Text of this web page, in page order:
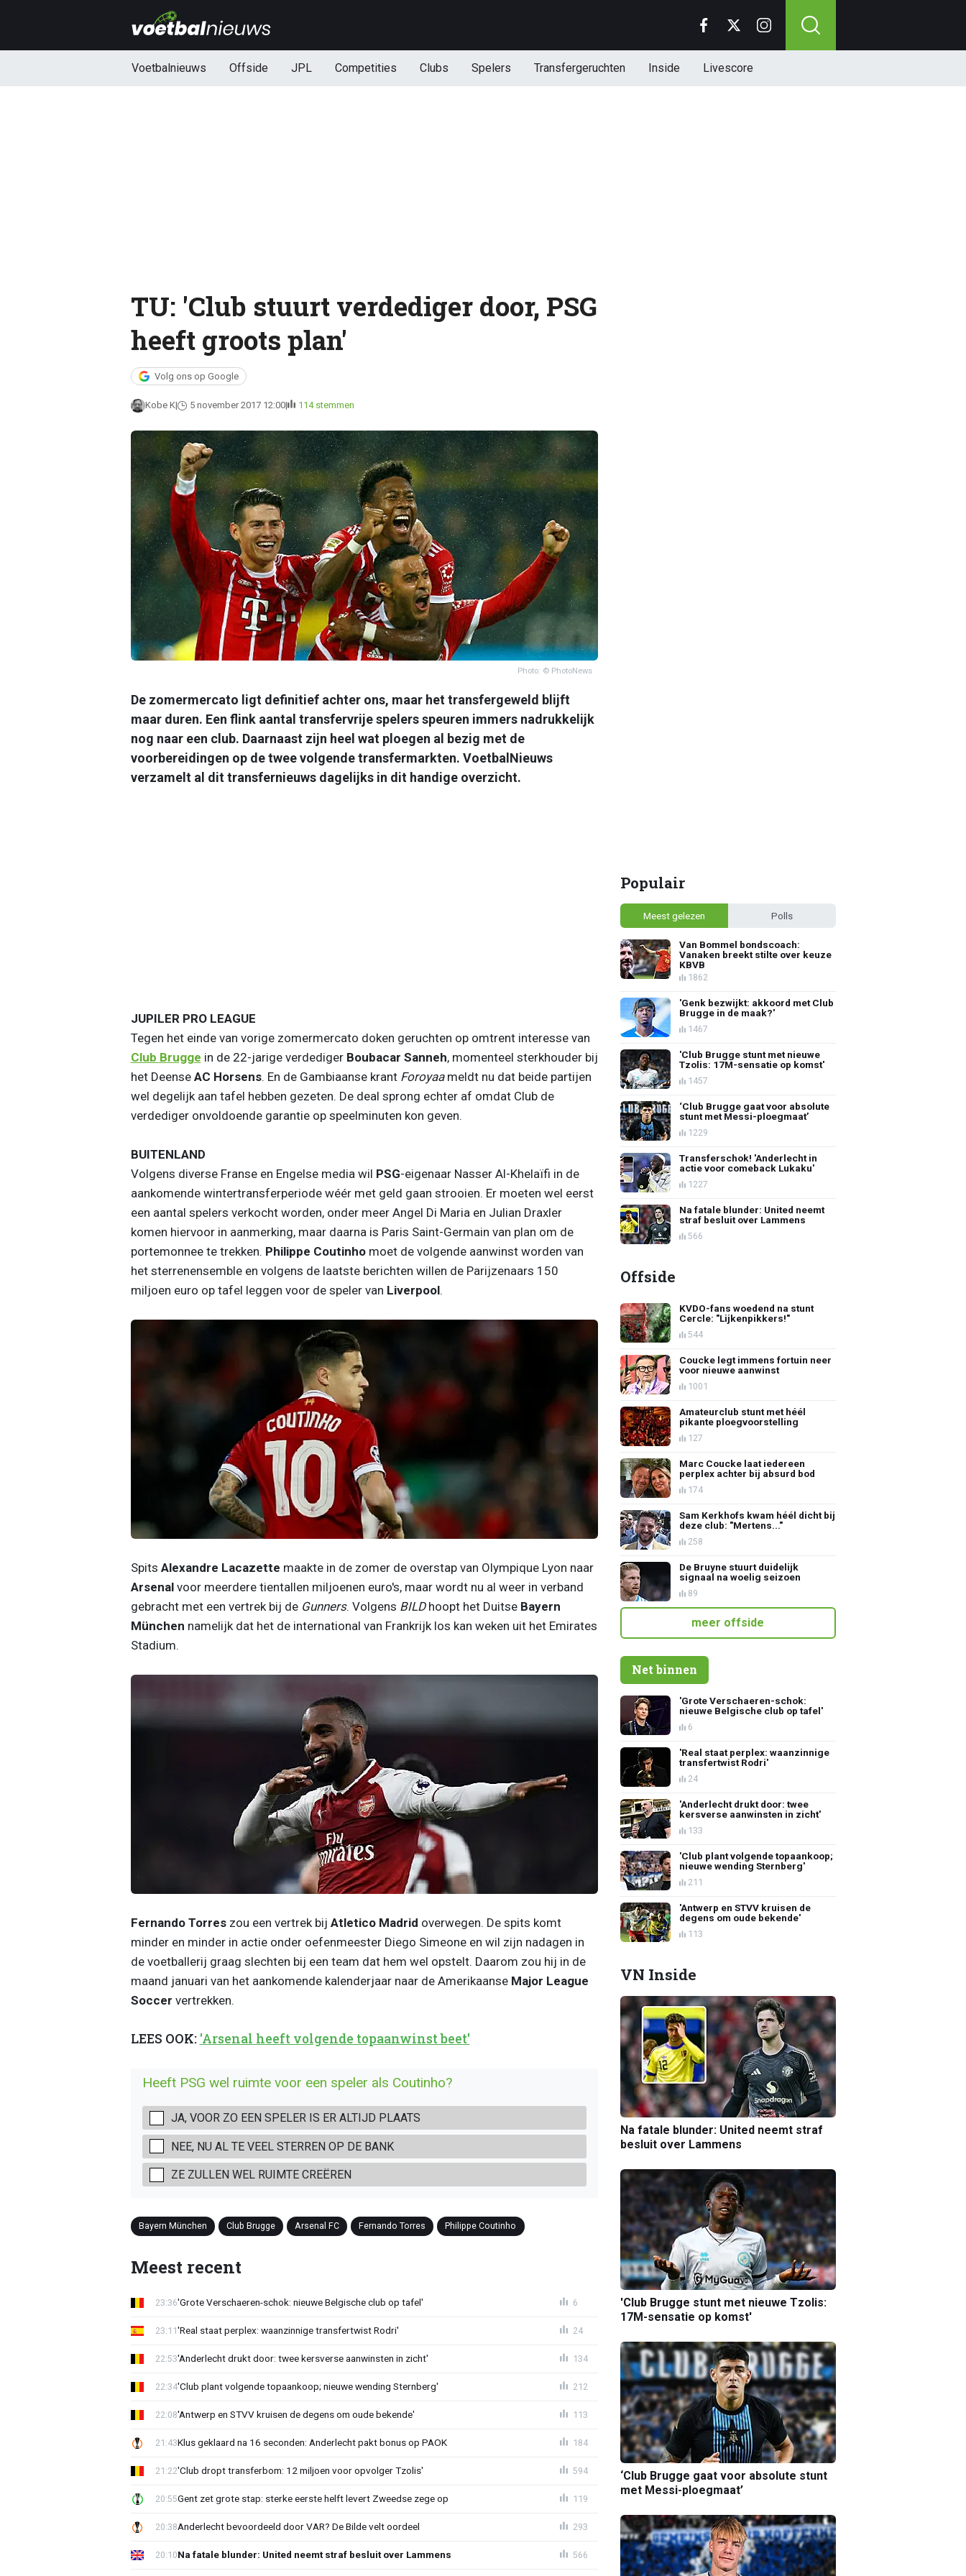
Voetbalnieuws Offside JPL Competities Clubs Spelers Transfergeruchten Inside Livescore
TU: 'Club stuurt verdediger door, PSG
heeft groots plan'
Volg ons op Google
Kobe K 5 november 2017 12:00 114 stemmen
Photo: © PhotoNews
De zomermercato ligt definitief achter ons, maar het transfergeweld blijft
maar duren. Een flink aantal transfervrije spelers speuren immers nadrukkelijk
nog naar een club. Daarnaast zijn heel wat ploegen al bezig met de
voorbereidingen op de twee volgende transfermarkten. VoetbalNieuws
verzamelt al dit transfernieuws dagelijks in dit handige overzicht.
JUPILER PRO LEAGUE
Tegen het einde van vorige zomermercato doken geruchten op omtrent interesse van
Club Brugge in de 22-jarige verdediger Boubacar Sanneh, momenteel sterkhouder bij
het Deense AC Horsens. En de Gambiaanse krant Foroyaameldt nu dat beide partijen
wel degelijk aan tafel hebben gezeten. De deal sprong echter af omdat Club de
verdediger onvoldoende garantie op speelminuten kon geven.
BUITENLAND
Volgens diverse Franse en Engelse media wil PSG-eigenaar Nasser Al-Khelaïfi in de
aankomende wintertransferperiode wéér met geld gaan strooien. Er moeten wel eerst
een aantal spelers verkocht worden, onder meer Angel Di Maria en Julian Draxler
komen hiervoor in aanmerking, maar daarna is Paris Saint-Germain van plan om de
portemonnee te trekken. Philippe Coutinhomoet de volgende aanwinst worden van
het sterrenensemble en volgens de laatste berichten willen de Parijzenaars 150
miljoen euro op tafel leggen voor de speler van Liverpool.
Spits Alexandre Lacazette maakte in de zomer de overstap van Olympique Lyon naar
Arsenalvoor meerdere tientallen miljoenen euro's, maar wordt nu al weer in verband
gebracht met een vertrek bij de Gunners. Volgens BILDhoopt het Duitse Bayern
München namelijk dat het de international van Frankrijk los kan weken uit het Emirates
Stadium.
Fernando Torreszou een vertrek bij Atletico Madrid overwegen. De spits komt
minder en minder in actie onder oefenmeester Diego Simeone en wil zijn nadagen in
de voetballerij graag slechten bij een team dat hem wel opstelt. Daarom zou hij in de
maand januari van het aankomende kalenderjaar naar de Amerikaanse Major League
Soccer vertrekken.
LEES OOK: 'Arsenal heeft volgende topaanwinst beet'
Heeft PSG wel ruimte voor een speler als Coutinho?
JA, VOOR ZO EEN SPELER IS ER ALTIJD PLAATS
NEE, NU AL TE VEEL STERREN OP DE BANK
ZE ZULLEN WEL RUIMTE CREËREN
Bayern München Club Brugge Arsenal FC Fernando Torres Philippe Coutinho
Meest recent
'Grote Verschaeren-schok: nieuwe Belgische club op tafel'
23:36 6
'Real staat perplex: waanzinnige transfertwist Rodri'
23:11 24
'Anderlecht drukt door: twee kersverse aanwinsten in zicht'
22:53 134
'Club plant volgende topaankoop; nieuwe wending Sternberg'
22:34 212
'Antwerp en STVV kruisen de degens om oude bekende'
22:08 113
Klus geklaard na 16 seconden: Anderlecht pakt bonus op PAOK
21:43 184
'Club dropt transferbom: 12 miljoen voor opvolger Tzolis'
21:22 594
Gent zet grote stap: sterke eerste helft levert Zweedse zege op
20:55 119
Anderlecht bevoordeeld door VAR? De Bilde velt oordeel
20:38 293
Na fatale blunder: United neemt straf besluit over Lammens
20:10 566
Populair
Meest gelezen Polls
Van Bommel bondscoach:
Vanaken breekt stilte over keuze
KBVB
1862
'Genk bezwijkt: akkoord met Club
Brugge in de maak?'
1467
'Club Brugge stunt met nieuwe
Tzolis: 17M-sensatie op komst'
1457
‘Club Brugge gaat voor absolute
stunt met Messi-ploegmaat’
1229
Transferschok! 'Anderlecht in
actie voor comeback Lukaku'
1227
Na fatale blunder: United neemt
straf besluit over Lammens
566
Offside
KVDO-fans woedend na stunt
Cercle: "Lijkenpikkers!"
544
Coucke legt immens fortuin neer
voor nieuwe aanwinst
1001
Amateurclub stunt met héél
pikante ploegvoorstelling
127
Marc Coucke laat iedereen
perplex achter bij absurd bod
174
Sam Kerkhofs kwam héél dicht bij
deze club: "Mertens..."
258
De Bruyne stuurt duidelijk
signaal na woelig seizoen
89
meer offside
Net binnen
'Grote Verschaeren-schok:
nieuwe Belgische club op tafel'
6
'Real staat perplex: waanzinnige
transfertwist Rodri'
24
'Anderlecht drukt door: twee
kersverse aanwinsten in zicht'
133
'Club plant volgende topaankoop;
nieuwe wending Sternberg'
211
'Antwerp en STVV kruisen de
degens om oude bekende'
113
VN Inside
Na fatale blunder: United neemt straf
besluit over Lammens
'Club Brugge stunt met nieuwe Tzolis:
17M-sensatie op komst'
‘Club Brugge gaat voor absolute stunt
met Messi-ploegmaat’